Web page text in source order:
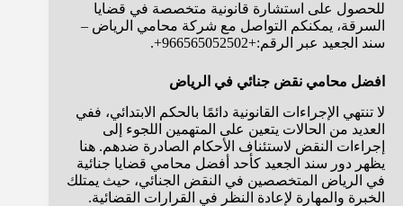
للحصول على استشارة قانونية متخصصة في قضايا
السرقة، يمكنكم التواصل مع شركة محامي الرياض –
سند الجعيد عبر الرقم:+966565052502+.
افضل محامي نقض جنائي في الرياض
لا تنتهي الإجراءات القانونية دائمًا بالحكم الابتدائي، ففي
العديد من الحالات يتعين على المتهمين اللجوء إلى
إجراءات النقض لاستئناف الأحكام الصادرة ضدهم. هنا
يظهر دور سند الجعيد كأحد أفضل محامي قضايا جنائية
في الرياض المتخصصين في النقض الجنائي، حيث يمتلك
الخبرة والمهارة لإعادة النظر في القرارات القضائية.